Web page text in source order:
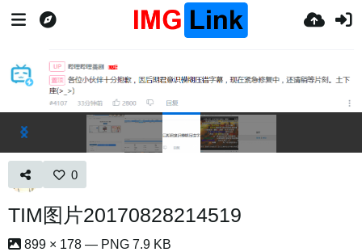
0
TIM图片20170828214519
899 × 178 — PNG 7.9 KB